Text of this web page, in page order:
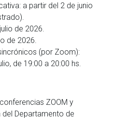
a partir del 2 de junio
de 2026.
de 2026.
(por Zoom):
de 19:00 a 20:00 hs.
ZOOM y
Departamento de